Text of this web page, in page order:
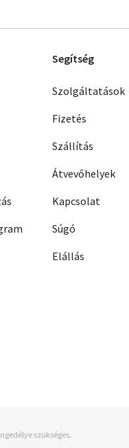
Segítség
Szolgáltatások
Fizetés
Szállítás
Átvevőhelyek
Kapcsolat
Súgó
Elállás
szükséges.